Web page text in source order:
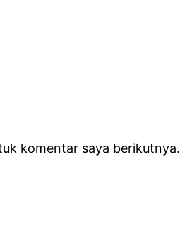
komentar saya berikutnya.